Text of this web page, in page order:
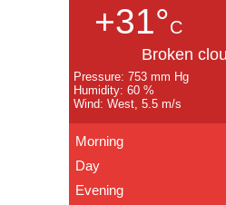
+31°C
Broken
Pressure: 753 mm Hg
Humidity: 60 %
Wind: West, 5.5 m/s
Morning
Day
Evening